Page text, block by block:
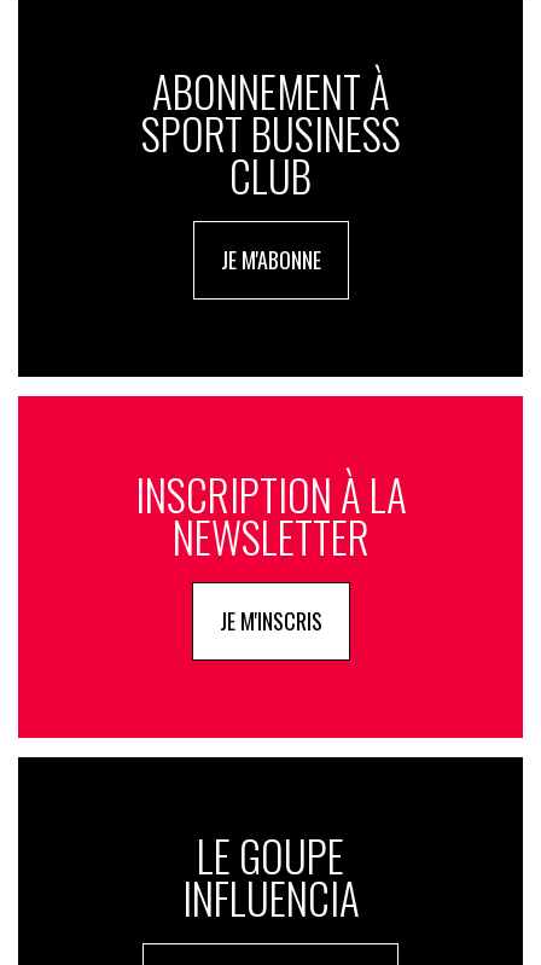
ABONNEMENT À
SPORT BUSINESS
CLUB
JE M'ABONNE
INSCRIPTION À LA
NEWSLETTER
JE M'INSCRIS
LE GOUPE
INFLUENCIA